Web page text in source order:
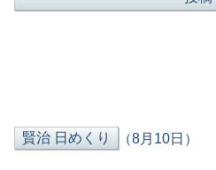
（8月10日）